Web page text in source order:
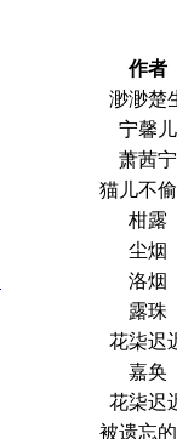
作者
渺渺楚
宁馨儿
萧茜宁
猫儿不
柑露
尘烟
洛烟
露珠
花柒迟
嘉奂
花柒迟
被遗忘